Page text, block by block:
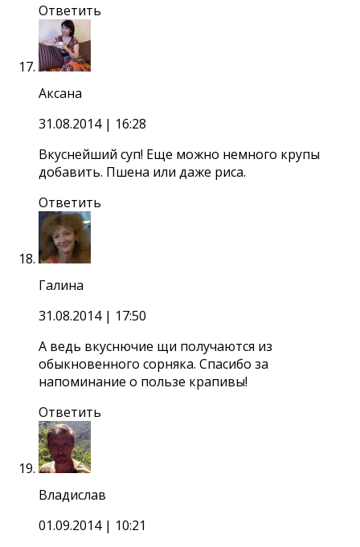
Ответить
Аксана
31.08.2014 | 16:28
Вкуснейший суп! Еще можно немного крупы
добавить. Пшена или даже риса.
Ответить
Галина
31.08.2014 | 17:50
А ведь вкуснючие щи получаются из
обыкновенного сорняка. Спасибо за
напоминание о пользе крапивы!
Ответить
Владислав
01.09.2014 | 10:21